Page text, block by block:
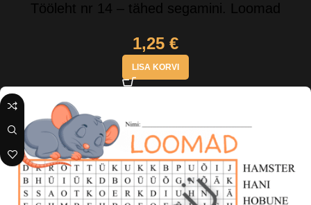
Tööleht nr 14 – tähed segamini. Loomad
1,25 €
LISA KORVI